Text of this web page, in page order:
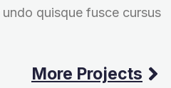
quisque fusce cursus
More Projects